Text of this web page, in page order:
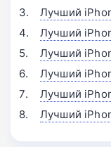
Лучший
Лучший
Лучший
Лучший
Лучший
Лучший